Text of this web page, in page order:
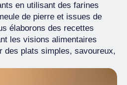
en utilisant des farines
de pierre et issues de
élaborons des recettes
les visions alimentaires
des plats simples, savoureux,